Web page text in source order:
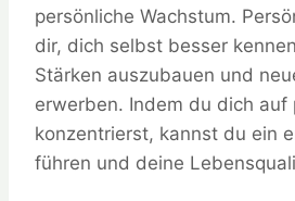
persönliche Wachstum.
dir, dich selbst besser
Stärken auszubauen und
erwerben. Indem du dich auf
konzentrierst, kannst du ein
führen und deine